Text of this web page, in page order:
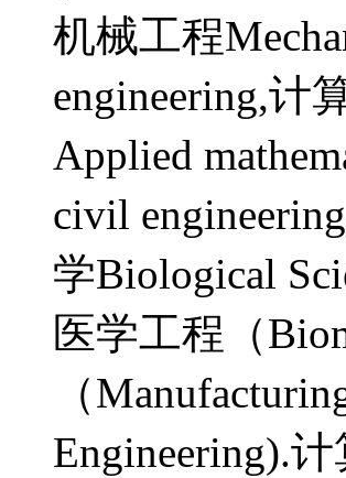
机械工程
engineering,计
Applied
civil
学Biological
医学工程（
（
Engineering).